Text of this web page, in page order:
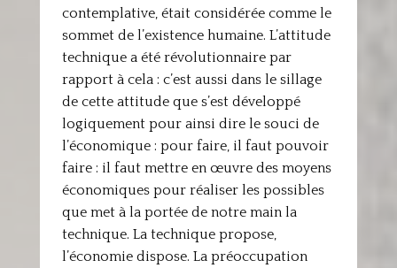
contemplative, était considérée comme le
sommet de l’existence humaine. L’attitude
technique a été révolutionnaire par
rapport à cela : c’est aussi dans le sillage
de cette attitude que s’est développé
logiquement pour ainsi dire le souci de
l’économique : pour faire, il faut pouvoir
faire : il faut mettre en œuvre des moyens
économiques pour réaliser les possibles
que met à la portée de notre main la
technique. La technique propose,
l’économie dispose. La préoccupation